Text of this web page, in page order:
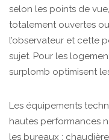
selon les points de
totalement ouvertes
l’observateur et cette
sujet. Pour les
surplomb optimisent
Les équipements
hautes performances
les bureaux :